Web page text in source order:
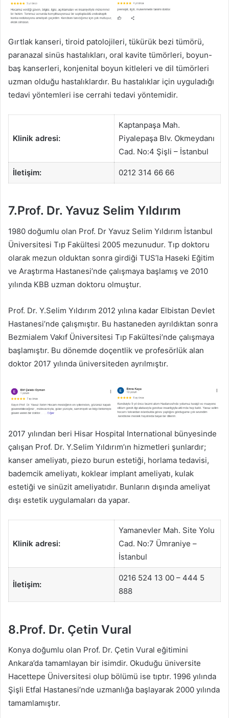
Gırtlak kanseri, tiroid patolojileri, tükürük bezi tümörü,
paranazal sinüs hastalıkları, oral kavite tümörleri, boyun-
baş kanserleri, konjenital boyun kitleleri ve dil tümörleri
uzman olduğu hastalıklardır. Bu hastalıklar için uyguladığı
tedavi yöntemleri ise cerrahi tedavi yöntemidir.
Klinik adresi:
Kaptanpaşa Mah.
Piyalepaşa Blv. Okmeydanı
Cad. No:4 Şişli – İstanbul
İletişim: 0212 314 66 66
7.Prof. Dr. Yavuz Selim Yıldırım
1980 doğumlu olan Prof. Dr Yavuz Selim Yıldırım İstanbul
Üniversitesi Tıp Fakültesi 2005 mezunudur. Tıp doktoru
olarak mezun olduktan sonra girdiği TUS’la Haseki Eğitim
ve Araştırma Hastanesi’nde çalışmaya başlamış ve 2010
yılında KBB uzman doktoru olmuştur.
Prof. Dr. Y.Selim Yıldırım 2012 yılına kadar Elbistan Devlet
Hastanesi’nde çalışmıştır. Bu hastaneden ayrıldıktan sonra
Bezmialem Vakıf Üniversitesi Tıp Fakültesi’nde çalışmaya
başlamıştır. Bu dönemde doçentlik ve profesörlük alan
doktor 2017 yılında üniversiteden ayrılmıştır.
2017 yılından beri Hisar Hospital International bünyesinde
çalışan Prof. Dr. Y.Selim Yıldırım’ın hizmetleri şunlardır;
kanser ameliyatı, piezo burun estetiği, horlama tedavisi,
bademcik ameliyatı, koklear implant ameliyatı, kulak
estetiği ve sinüzit ameliyatıdır. Bunların dışında ameliyat
dışı estetik uygulamaları da yapar.
Klinik adresi:
Yamanevler Mah. Site Yolu
Cad. No:7 Ümraniye –
İstanbul
İletişim:
0216 524 13 00 – 444 5
888
8.Prof. Dr. Çetin Vural
Konya doğumlu olan Prof. Dr. Çetin Vural eğitimini
Ankara’da tamamlayan bir isimdir. Okuduğu üniversite
Hacettepe Üniversitesi olup bölümü ise tıptır. 1996 yılında
Şişli Etfal Hastanesi’nde uzmanlığa başlayarak 2000 yılında
tamamlamıştır.